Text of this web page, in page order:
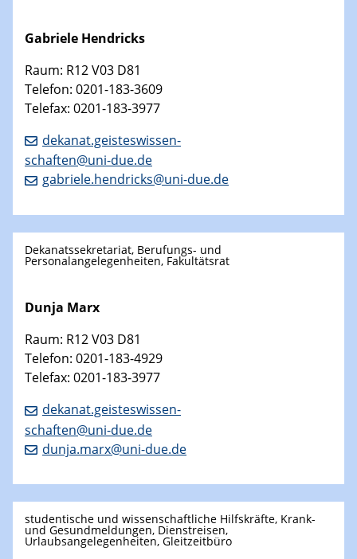
Gabriele Hendricks
Raum: R12 V03 D81
Telefon: 0201-183-3609
Telefax: 0201-183-3977
dekanat.geisteswissen-
schaften@uni-due.de
gabriele.hendricks@uni-due.de
Dekanatssekretariat, Berufungs- und
Personalangelegenheiten, Fakultätsrat
Dunja Marx
Raum: R12 V03 D81
Telefon: 0201-183-4929
Telefax: 0201-183-3977
dekanat.geisteswissen-
schaften@uni-due.de
dunja.marx@uni-due.de
studentische und wissenschaftliche Hilfskräfte, Krank-
und Gesundmeldungen, Dienstreisen,
Urlaubsangelegenheiten, Gleitzeitbüro